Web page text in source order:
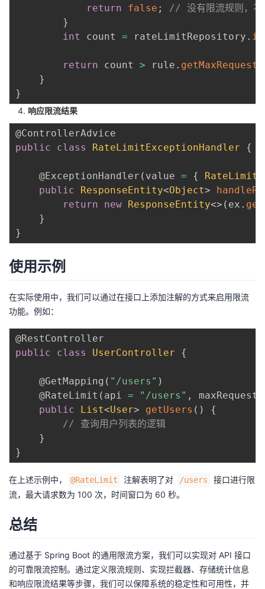
return false ;
// 没有限流规则，不
}
int
count = rateLimitRepository .
return count > rule . getMaxRequests
}
}
响应限流结果
@ControllerAdvice
public
class RateLimitExceptionHandler {
@ExceptionHandler ( value = {
public
ResponseEntity<Object>
return
new ResponseEntity<> ( ex .
}
}
使用示例
在实际使用中，我们可以通过在接口上添加注解的方式来启用限流
功能。例如：
@RestController
public
class UserController {
@GetMapping ( "/users" )
@RateLimit ( api = "/users" ,
public
List<User> getUsers ( )
{
// 查询用户列表的逻辑
}
}
在上述示例中， @RateLimit 注解表明了对 /users
接口进行限
流，最大请求数为 100 次，时间窗口为 60 秒。
总结
通过基于 Spring Boot 的通用限流方案，我们可以实现对 API 接口
的可靠限流控制。通过定义限流规则、实现拦截器、存储统计信息
和响应限流结果等步骤，我们可以保障系统的稳定性和可用性，并